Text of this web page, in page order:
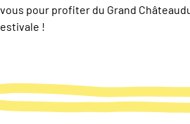
vous pour profiter du Grand
estivale !